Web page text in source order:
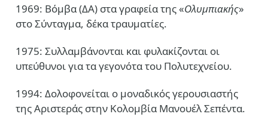
1969: Βόμβα (ΔΑ) στα γραφεία της «Ολυμπιακής»
στο Σύνταγμα, δέκα τραυματίες.
1975: Συλλαμβάνονται και φυλακίζονται οι
υπεύθυνοι για τα γεγονότα του Πολυτεχνείου.
1994: Δολοφονείται ο μοναδικός γερουσιαστής
της Αριστεράς στην Κολομβία Μανουέλ Σεπέντα.